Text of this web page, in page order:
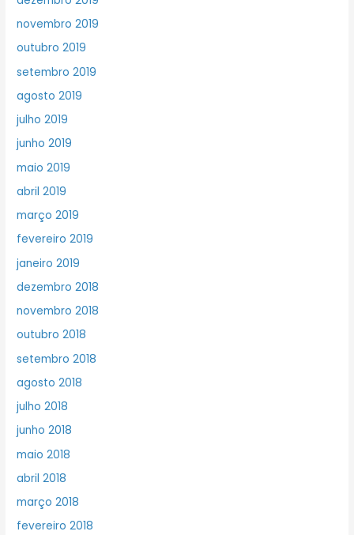
novembro 2019
outubro 2019
setembro 2019
agosto 2019
julho 2019
junho 2019
maio 2019
abril 2019
março 2019
fevereiro 2019
janeiro 2019
dezembro 2018
novembro 2018
outubro 2018
setembro 2018
agosto 2018
julho 2018
junho 2018
maio 2018
abril 2018
março 2018
fevereiro 2018